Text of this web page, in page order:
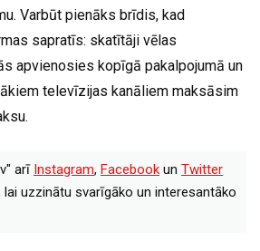
Varbūt pienāks brīdis, kad
sapratīs: skatītāji vēlas
apvienosies kopīgā pakalpojumā un
televīzijas kanāliem maksāsim
arī Instagram, Facebook un Twitter
uzzinātu svarīgāko un interesantāko